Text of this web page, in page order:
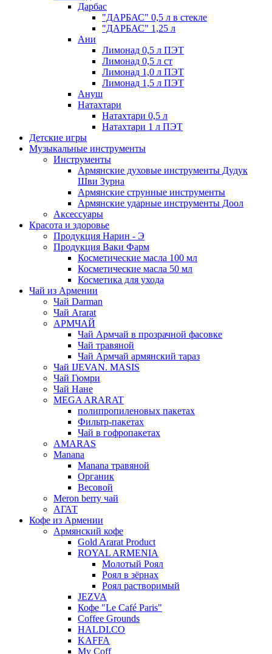
Дарбас
"ДАРБАС" 0,5 л в стекле
"ДАРБАС" 1,25 л
Ани
Лимонад 0,5 л ПЭТ
Лимонад 0,5 л ст
Лимонад 1,0 л ПЭТ
Лимонад 1,5 л ПЭТ
Ануш
Натахтари
Натахтари 0,5 л
Натахтари 1 л ПЭТ
Детские игры
Музыкальные инструменты
Инструменты
Армянские духовые инструменты Дудук
Шви Зурна
Армянские струнные инструменты
Армянские ударные инструменты Доол
Аксессуары
Красота и здоровье
Продукция Нарин - Э
Продукция Ваки Фарм
Косметические масла 100 мл
Косметические масла 50 мл
Косметика для ухода
Чай из Армении
Чай Darman
Чай Ararat
АРМЧАЙ
Чай Армчай в прозрачной фасовке
Чай травяной
Чай Армчай армянский тараз
Чай IJEVAN. MASIS
Чай Гюмри
Чай Нане
MEGA ARARAT
полипропиленовых пакетах
Фильтр-пакетах
Чай в гофропакетах
AMARAS
Manana
Manana травяной
Органик
Весовой
Meron berry чай
АГАТ
Кофе из Армении
Армянский кофе
Gold Ararat Product
ROYAL ARMENIA
Молотый Роял
Роял в зёрнах
Роял растворимый
JEZVA
Кофе "Le Café Paris"
Coffee Grounds
HALDI.CO
KAFFA
My Coff